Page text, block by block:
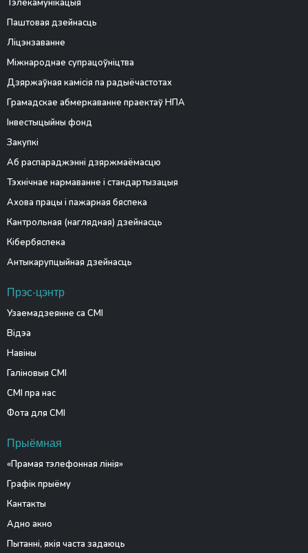
Тэлекамунікацыя
Паштовая дзейнасць
Ліцэнзаванне
Міжнароднае супрацоўніцтва
Дзяржаўная камісія па радыёчастотах
Грамадскае абмеркаванне праектаў НПА
Інвестыцыйны фонд
Закупкі
Аб распараджэнні дзяржмаёмасцю
Тэхнічнае нармаванне і стандартызацыя
Ахова працы і пажарная бяспека
Кантрольная (наглядная) дзейнасць
Кібербяспека
Антыкарупцыйная дзейнасць
Прэс-цэнтр
Узаемадзеянне са СМІ
Відэа
Навіны
Галіновыя СМІ
СМІ пра нас
Фота для СМІ
Прыёмная
«Прамая тэлефонная лінія»
Графік прыёму
Кантакты
Адно акно
Пытанні, якія часта задаюць